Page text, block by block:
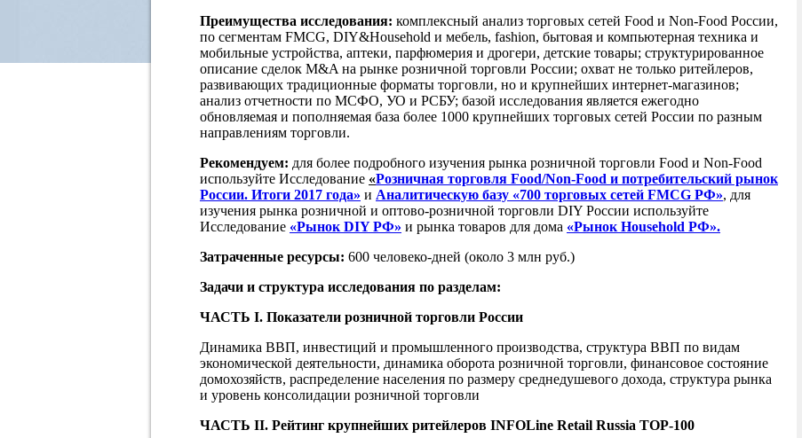
Преимущества исследования: комплексный анализ торговых сетей Food и Non-Food России,
по сегментам FMCG, DIY&Household и мебель, fashion, бытовая и компьютерная техника и
мобильные устройства, аптеки, парфюмерия и дрогери, детские товары; структурированное
описание сделок M&A на рынке розничной торговли России; охват не только ритейлеров,
развивающих традиционные форматы торговли, но и крупнейших интернет-магазинов;
анализ отчетности по МСФО, УО и РСБУ; базой исследования является ежегодно
обновляемая и пополняемая база более 1000 крупнейших торговых сетей России по разным
направлениям торговли.
Рекомендуем: для более подробного изучения рынка розничной торговли Food и Non-Food
используйте Исследование «Розничная торговля Food/Non-Food и потребительский рынок
России. Итоги 2017 года» и Аналитическую базу «700 торговых сетей FMCG РФ», для
изучения рынка розничной и оптово-розничной торговли DIY России используйте
Исследование «Рынок DIY РФ» и рынка товаров для дома «Рынок Household РФ».
Затраченные ресурсы: 600 человеко-дней (около 3 млн руб.)
Задачи и структура исследования по разделам:
ЧАСТЬ I. Показатели розничной торговли России
Динамика ВВП, инвестиций и промышленного производства, структура ВВП по видам
экономической деятельности, динамика оборота розничной торговли, финансовое состояние
домохозяйств, распределение населения по размеру среднедушевого дохода, структура рынка
и уровень консолидации розничной торговли
ЧАСТЬ II. Рейтинг крупнейших ритейлеров INFOLine Retail Russia TOP-100